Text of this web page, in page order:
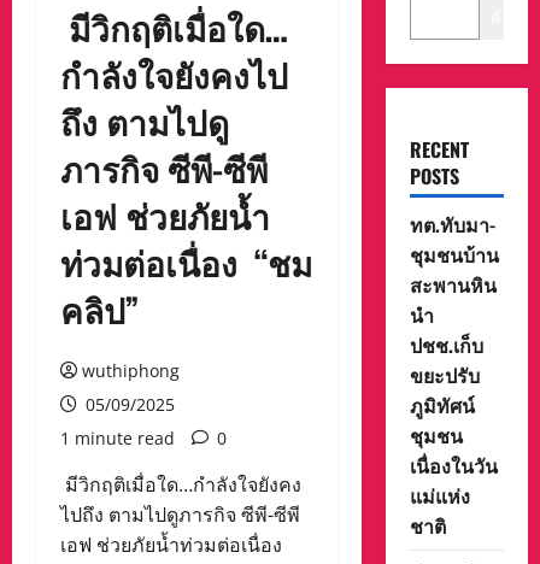
มีวิกฤติเมื่อใด…
กำลังใจยังคงไป
ถึง ตามไปดู
ภารกิจ ซีพี-ซีพี
เอฟ ช่วยภัยน้ำ
ท่วมต่อเนื่อง “ชม
คลิป”
wuthiphong
05/09/2025
1 minute read
0
มีวิกฤติเมื่อใด…กำลังใจยังคง
ไปถึง ตามไปดูภารกิจ ซีพี-ซีพี
เอฟ ช่วยภัยน้ำท่วมต่อเนื่อง
RECENT
POSTS
ทต.ทับมา-
ชุมชนบ้าน
สะพานหิน
นำ
ปชช.เก็บ
ขยะปรับ
ภูมิทัศน์
ชุมชน
เนื่องในวัน
แม่แห่ง
ชาติ